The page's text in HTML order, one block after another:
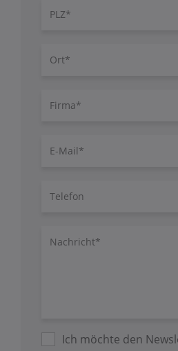
PLZ
Ort
Firma
E-
Telefon
Nachricht/Fragen
Ich möchte den